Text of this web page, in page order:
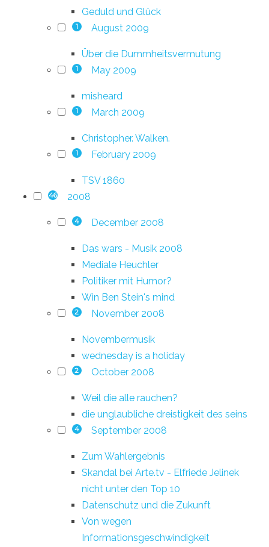
Geduld und Glück
1 August 2009
Über die Dummheitsvermutung
1 May 2009
misheard
1 March 2009
Christopher. Walken.
1 February 2009
TSV 1860
46 2008
4 December 2008
Das wars - Musik 2008
Mediale Heuchler
Politiker mit Humor?
Win Ben Stein's mind
2 November 2008
Novembermusik
wednesday is a holiday
2 October 2008
Weil die alle rauchen?
die unglaubliche dreistigkeit des seins
4 September 2008
Zum Wahlergebnis
Skandal bei Arte.tv - Elfriede Jelinek
nicht unter den Top 10
Datenschutz und die Zukunft
Von wegen
Informationsgeschwindigkeit